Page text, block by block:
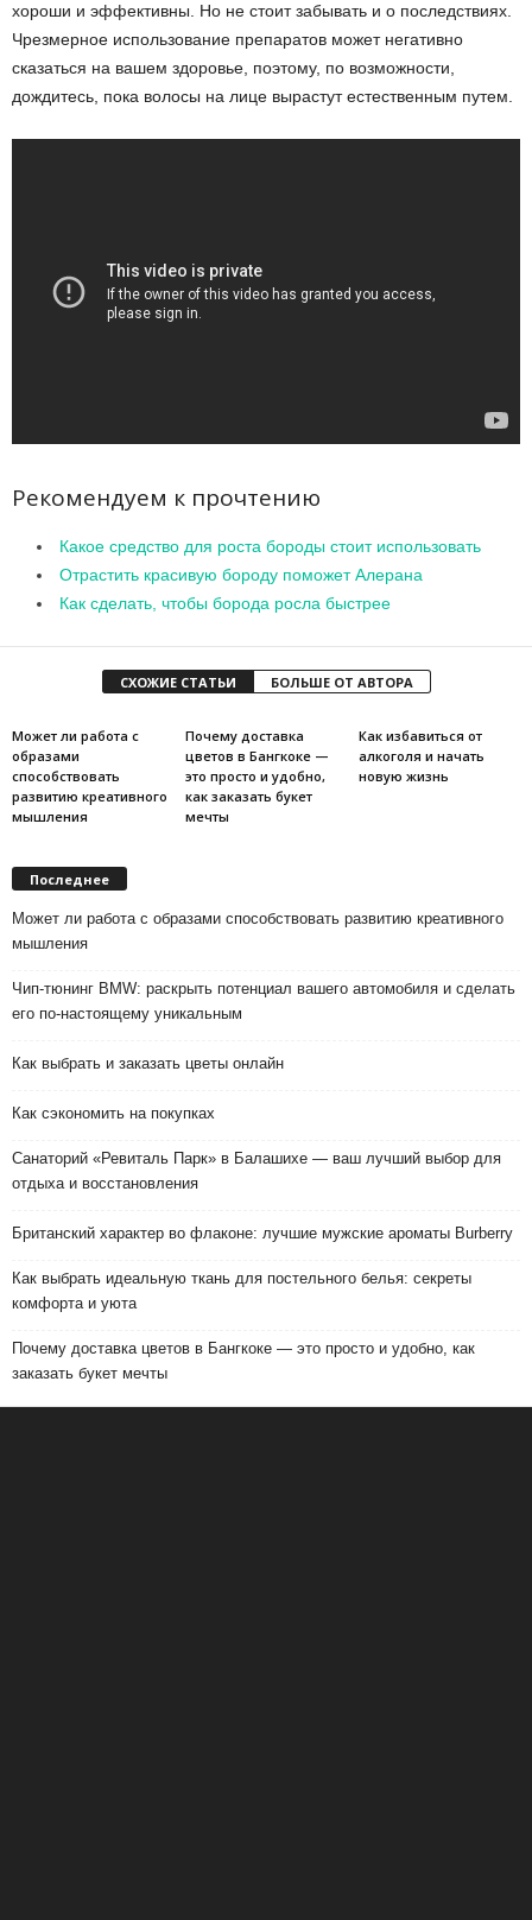
хороши и эффективны. Но не стоит забывать и о последствиях.
Чрезмерное использование препаратов может негативно
сказаться на вашем здоровье, поэтому, по возможности,
дождитесь, пока волосы на лице вырастут естественным путем.
Рекомендуем к прочтению
Какое средство для роста бороды стоит использовать
Отрастить красивую бороду поможет Алерана
Как сделать, чтобы борода росла быстрее
СХОЖИЕ СТАТЬИ БОЛЬШЕ ОТ АВТОРА
Может ли работа с
образами
способствовать
развитию креативного
мышления
Почему доставка
цветов в Бангкоке —
это просто и удобно,
как заказать букет
мечты
Как избавиться от
алкоголя и начать
новую жизнь
Последнее
Может ли работа с образами способствовать развитию креативного
мышления
Чип-тюнинг BMW: раскрыть потенциал вашего автомобиля и сделать
его по-настоящему уникальным
Как выбрать и заказать цветы онлайн
Как сэкономить на покупках
Санаторий «Ревиталь Парк» в Балашихе — ваш лучший выбор для
отдыха и восстановления
Британский характер во флаконе: лучшие мужские ароматы Burberry
Как выбрать идеальную ткань для постельного белья: секреты
комфорта и уюта
Почему доставка цветов в Бангкоке — это просто и удобно, как
заказать букет мечты